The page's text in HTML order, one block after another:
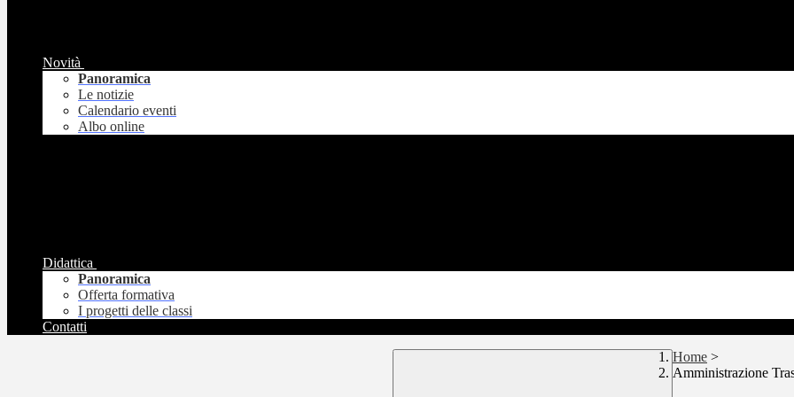
Novità
Panoramica
Le notizie
Calendario eventi
Albo online
Didattica
Panoramica
Offerta formativa
I progetti delle classi
Contatti
Home >
Amministrazione